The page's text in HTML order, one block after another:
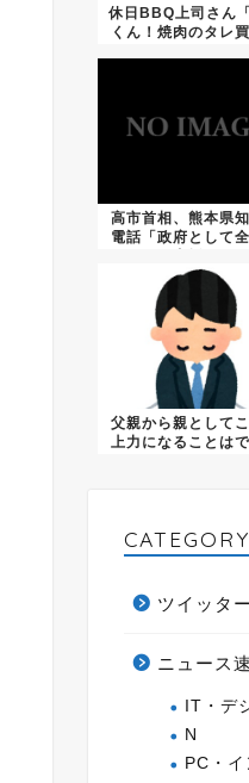
休日BBQ上司さん
くん！焼肉のタレ
高市首相、熊本県
電話「政府として
父親から親として
上力になることは
CATEGORY
ツイッター
ニュース
IT・デ
N
PC・イ